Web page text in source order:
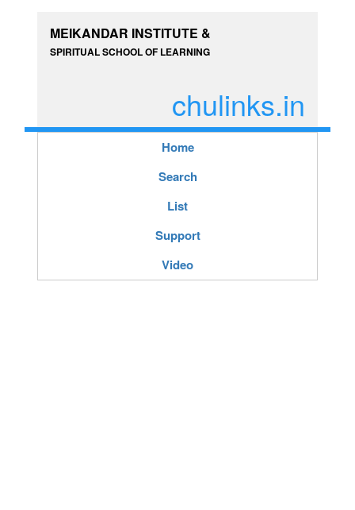
MEIKANDAR INSTITUTE &
SPIRITUAL SCHOOL OF LEARNING
chulinks.in
Home
Search
List
Support
Video